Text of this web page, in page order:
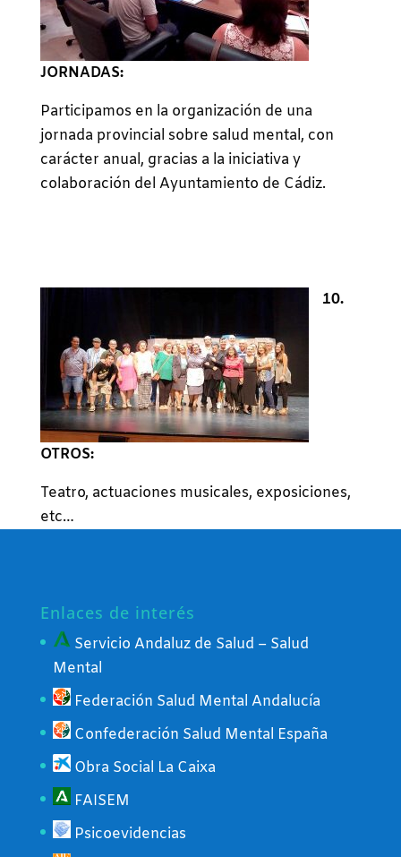
JORNADAS:
Participamos en la organización de una
jornada provincial sobre salud mental, con
carácter anual, gracias a la iniciativa y
colaboración del Ayuntamiento de Cádiz.
10.
OTROS:
Teatro, actuaciones musicales, exposiciones,
etc…
Enlaces de interés
Servicio Andaluz de Salud – Salud
Mental
Federación Salud Mental Andalucía
Confederación Salud Mental España
Obra Social La Caixa
FAISEM
Psicoevidencias